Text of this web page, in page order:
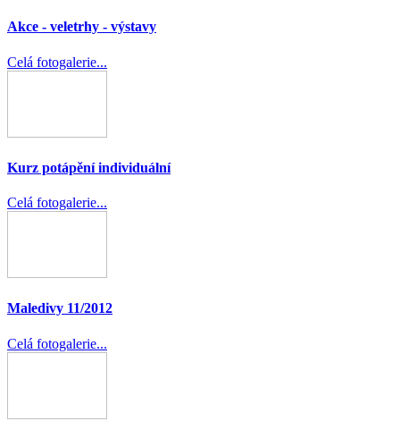
Akce - veletrhy - výstavy
Celá fotogalerie...
Kurz potápění individuální
Celá fotogalerie...
Maledivy 11/2012
Celá fotogalerie...